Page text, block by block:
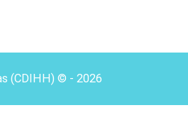
(CDIHH) © - 2026